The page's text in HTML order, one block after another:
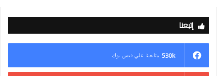
التمويل المطلوب لأنشطة التكيف والصمود، موضحًا أن حملة السباق
نحو الصمود وعددًا من مبادرات العمل المناخي، وفي مقدمتها أجندة
ورواد المناخ خلال مؤتمر شرم الشيخ، تنظر إلى قطاع التأمين بوصفه
عنصرًا حيويًا من عناصر تحقيق التكيف والصمود في مواجهة التغير
المناخي.
إتبعنا
530k متابعينا علي فيس بوك